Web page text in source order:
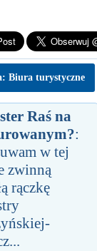
Biura turystyczne
Raś na
:
w tej
zwinną
rączkę